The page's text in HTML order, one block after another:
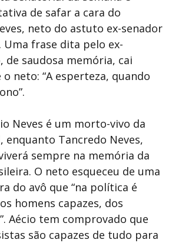
de safar a cara do
neto do astuto ex-senador
Uma frase dita pelo ex-
de saudosa memória, cai
neto: “A esperteza, quando
Neves é um morto-vivo da
enquanto Tancredo Neves,
sempre na memória da
O neto esqueceu de uma
do avô que “na política é
homens capazes, dos
Aécio tem comprovado que
são capazes de tudo para